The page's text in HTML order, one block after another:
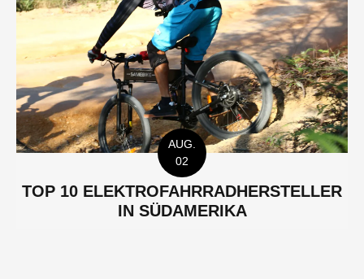
AUG.
02
TOP 10 ELEKTROFAHRRADHERSTELLER
IN SÜDAMERIKA